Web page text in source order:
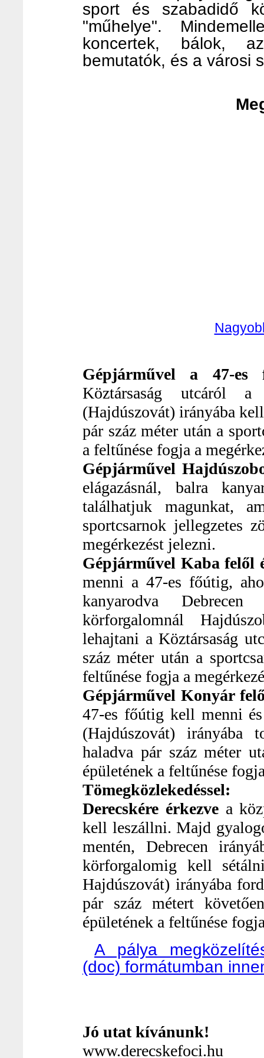
sport és szabadidő
"műhelye".
koncertek, bálok,
bemutatók, és a városi
Gépjárművel a 47-es
Köztársaság utcáról a
(Hajdúszovát) irányába
pár száz méter után a
a feltűnése fogja a
Gépjárművel
elágazásnál, balra
találhatjuk magunkat,
sportcsarnok jellegzetes
megérkezést jelezni.
Gépjárművel Kaba felől
menni a 47-es főútig,
kanyarodva
körforgalomnál
lehajtani a Köztársaság
száz méter után a
feltűnése fogja a
Gépjárművel Konyár
47-es főútig kell menni
(Hajdúszovát) irányába
haladva pár száz méter
épületének a feltűnése
Derecskére érkezvea
kell leszállni. Majd
mentén, Debrecen
körforgalomig kell
Hajdúszovát) irányába
pár száz métert
épületének a feltűnése
A pálya
(doc) formátumban
Jó utat kívánunk!
www.derecskefoci.hu